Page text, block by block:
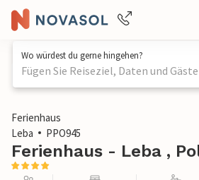
Wo würdest du gerne hingehen?
Fügen Sie Reiseziel, Daten und
1 / 24
Ferienhaus
Leba
PPO945
Ferienhaus - Leba ,